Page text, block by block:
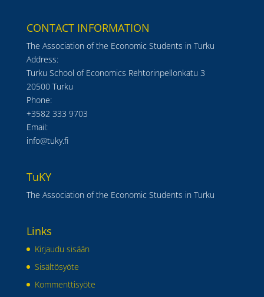
CONTACT INFORMATION
The Association of the Economic Students in Turku
Address:
Turku School of Economics Rehtorinpellonkatu 3
20500 Turku
Phone:
+3582 333 9703
Email:
info@tuky.fi
TuKY
The Association of the Economic Students in Turku
Links
Kirjaudu sisään
Sisältösyöte
Kommenttisyöte